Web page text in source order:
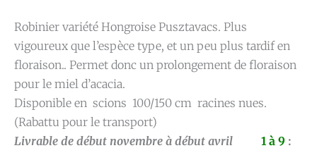
Robinier variété Hongroise Pusztavacs. Plus
vigoureux que l’espèce type, et un peu plus tardif en
floraison.. Permet donc un prolongement de floraison
pour le miel d’acacia.
Disponible en scions 100/150 cm racines nues.
(Rabattu pour le transport)
Livrable de début novembre à début avril 1 à 9 :